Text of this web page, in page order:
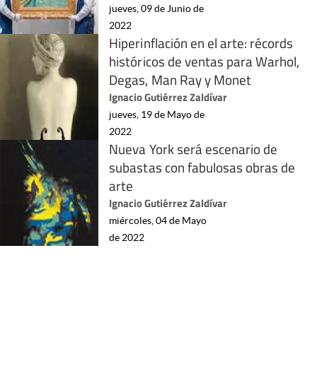
jueves, 09 de Junio de
2022
Hiperinflación en el arte: récords
históricos de ventas para Warhol,
Degas, Man Ray y Monet
Ignacio Gutiérrez Zaldívar
jueves, 19 de Mayo de
2022
Nueva York será escenario de
subastas con fabulosas obras de
arte
Ignacio Gutiérrez Zaldívar
miércoles, 04 de Mayo
de 2022